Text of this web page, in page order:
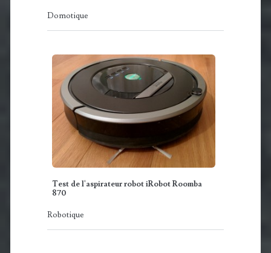
Domotique
Test de l'aspirateur robot iRobot Roomba
870
Robotique